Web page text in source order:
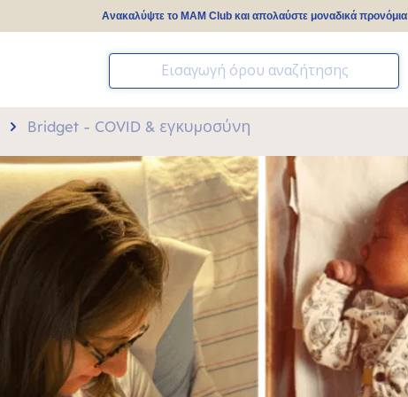
Ανακαλύψτε το MAM Club και απολαύστε μοναδικά προνόμια
Bridget - COVID & εγκυμοσύνη